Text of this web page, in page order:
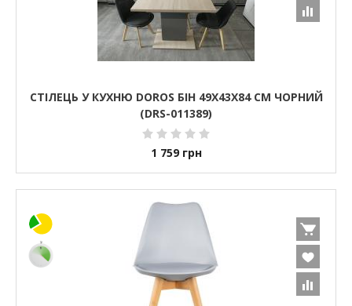
СТІЛЕЦЬ У КУХНЮ DOROS БІН 49Х43Х84 СМ ЧОРНИЙ
(DRS-011389)
1 759 грн